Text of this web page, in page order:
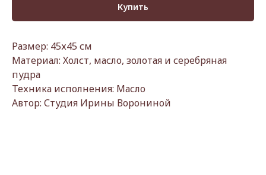
Купить
Размер: 45х45 см
Материал: Холст, масло, золотая и серебряная
пудра
Техника исполнения: Масло
Автор: Студия Ирины Ворониной